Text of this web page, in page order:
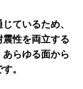
ているため、
性を両立する
らゆる面から
。